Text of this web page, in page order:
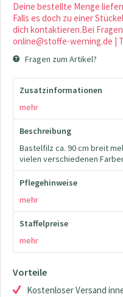
Deine bestellte Menge
Falls es doch zu einer
dich kontaktieren.Bei
online@stoffe-werning.de |
Fragen zum Artikel?
Zusatzinformationen
mehr
Beschreibung
Bastelfilz ca. 90 cm breit
vielen verschiedenen
Pflegehinweise
mehr
Staffelpreise
mehr
Vorteile
Kostenloser Versand